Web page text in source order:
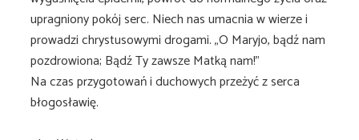
upragniony pokój serc. Niech nas umacnia w wierze i
prowadzi chrystusowymi drogami. „O Maryjo, bądź nam
pozdrowiona; Bądź Ty zawsze Matką nam!”
Na czas przygotowań i duchowych przeżyć z serca
błogosławię.